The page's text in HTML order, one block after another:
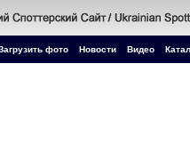
фото Новости Видео